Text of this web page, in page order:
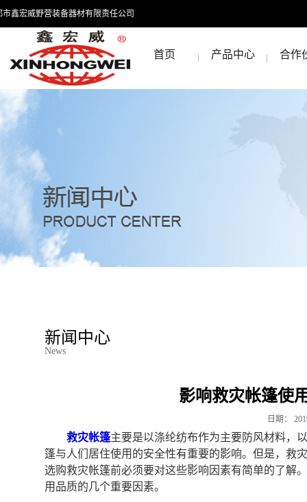
市鑫宏威野营装备器材有限责任公司
首页 产品中心 合作
新闻中心
News
影响救灾帐篷使
日期：
救灾帐篷主要是以涤纶纺布作为主要防风材料，
篷与人们居住使用的安全性有重要的影响。但是，救
选购救灾帐篷前必须要对这些影响因素有简单的了解
用品质的几个重要因素。